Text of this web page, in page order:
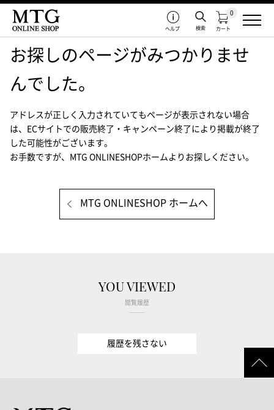
カート
0
検索
ヘルプ
お探しのページがみつかりませ
んでした。
アドレスが正しく入力されていてもページが表示されない場合
は、
ECサイトでの販売終了・キャンペーン終了により掲載が終了
した可能性がございます。
お手数ですが、MTG ONLINESHOPホームよりお探しください。
MTG ONLINESHOP ホームへ
YOU VIEWED
閲覧履歴
履歴を残さない